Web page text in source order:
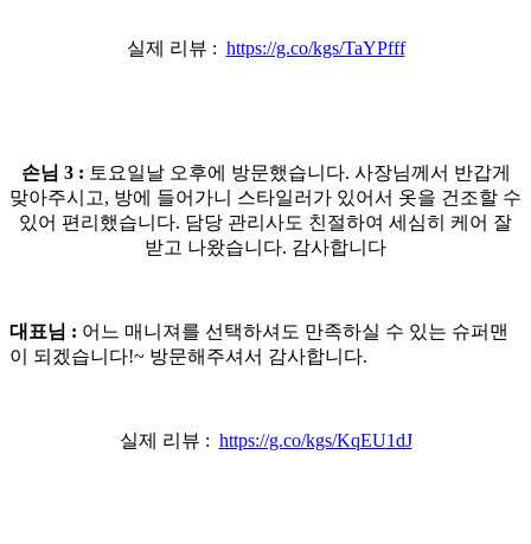
실제 리뷰 : https://g.co/kgs/TaYPfff
손님 3 : 토요일날 오후에 방문했습니다. 사장님께서 반갑게
맞아주시고, 방에 들어가니 스타일러가 있어서 옷을 건조할 수
있어 편리했습니다. 담당 관리사도 친절하여 세심히 케어 잘
받고 나왔습니다. 감사합니다
대표님 : 어느 매니져를 선택하셔도 만족하실 수 있는 슈퍼맨
이 되겠습니다!~ 방문해주셔서 감사합니다.
실제 리뷰 : https://g.co/kgs/KqEU1dJ